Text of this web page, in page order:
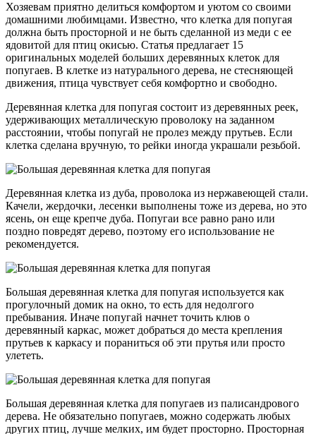
Хозяевам приятно делиться комфортом и уютом со своими
домашними любимцами. Известно, что клетка для попугая
должна быть просторной и не быть сделанной из меди с ее
ядовитой для птиц окисью. Статья предлагает 15
оригинальных моделей больших деревянных клеток для
попугаев. В клетке из натурального дерева, не стесняющей
движения, птица чувствует себя комфортно и свободно.
Деревянная клетка для попугая состоит из деревянных реек,
удерживающих металлическую проволоку на заданном
расстоянии, чтобы попугай не пролез между прутьев. Если
клетка сделана вручную, то рейки иногда украшали резьбой.
Деревянная клетка из дуба, проволока из нержавеющей стали.
Качели, жердочки, лесенки выполнены тоже из дерева, но это
ясень, он еще крепче дуба. Попугаи все равно рано или
поздно повредят дерево, поэтому его использование не
рекомендуется.
Большая деревянная клетка для попугая используется как
прогулочный домик на окно, то есть для недолгого
пребывания. Иначе попугай начнет точить клюв о
деревянный каркас, может добраться до места крепления
прутьев к каркасу и пораниться об эти прутья или просто
улететь.
Большая деревянная клетка для попугаев из палисандрового
дерева. Не обязательно попугаев, можно содержать любых
других птиц, лучше мелких, им будет просторно. Просторная